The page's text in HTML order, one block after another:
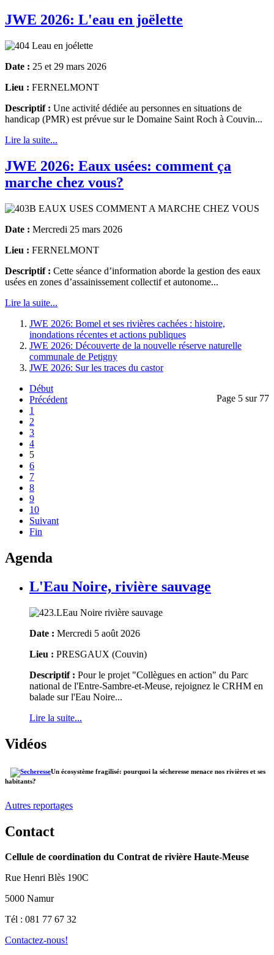
JWE 2026: L'eau en joëlette
Date : 25 et 29 mars 2026
Lieu : FERNELMONT
Descriptif : Une activité dédiée au personnes en situations de
handicap (PMR) est prévue sur le Domaine Saint Roch à Couvin...
Lire la suite...
JWE 2026: Eaux usées: comment ça
marche chez vous?
Date : Mercredi 25 mars 2026
Lieu : FERNELMONT
Descriptif : Cette séance d’information aborde la gestion des eaux
usées en zones d’assainissement collectif et autonome...
Lire la suite...
JWE 2026: Bomel et ses rivières cachées : histoire,
inondations récentes et actions publiques
JWE 2026: Découverte de la nouvelle réserve naturelle
communale de Petigny
JWE 2026: Sur les traces du castor
Page 5 sur 77
Début
Précédent
1
2
3
4
5
6
7
8
9
10
Suivant
Fin
Agenda
L'Eau Noire, rivière sauvage
Date : Mercredi 5 août 2026
Lieu : PRESGAUX (Couvin)
Descriptif : Pour le projet "Collègues en action" du Parc
national de l'Entre-Sambre-et-Meuse, rejoignez le CRHM en
balade sur l'Eau Noire...
Lire la suite...
Vidéos
Un écosystème fragilisé: pourquoi la sécheresse menace nos rivières et ses
habitants?
Autres reportages
Contact
Cellule de coordination du Contrat de rivière Haute-Meuse
Rue Henri Blès 190C
5000 Namur
Tél : 081 77 67 32
Contactez-nous!